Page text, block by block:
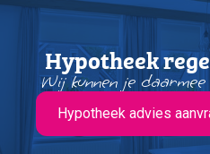
Hypotheek
Wij kunnen je daarmee
Hypotheek advies